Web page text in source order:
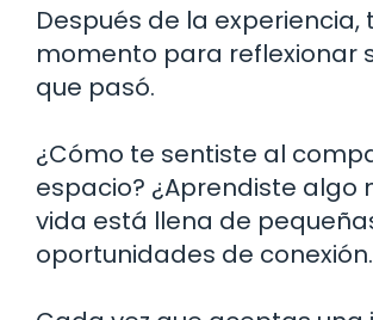
Después de la
momento para reflexionar
que pasó.
¿Cómo te sentiste al
espacio? ¿Aprendiste algo
vida está llena de
oportunidades de conexión.